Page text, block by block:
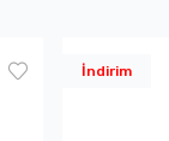
İndirim